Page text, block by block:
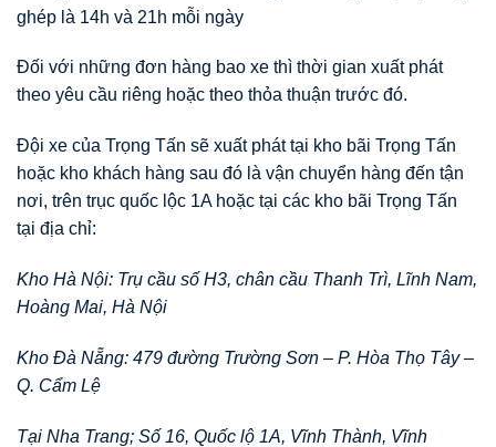
ghép là 14h và 21h mỗi ngày
Đối với những đơn hàng bao xe thì thời gian xuất phát
theo yêu cầu riêng hoặc theo thỏa thuận trước đó.
Đội xe của Trọng Tấn sẽ xuất phát tại kho bãi Trọng Tấn
hoặc kho khách hàng sau đó là vận chuyển hàng đến tận
nơi, trên trục quốc lộc 1A hoặc tại các kho bãi Trọng Tấn
tại địa chỉ:
Kho Hà Nội: Trụ cầu số H3, chân cầu Thanh Trì, Lĩnh Nam,
Hoàng Mai, Hà Nội
Kho Đà Nẵng: 479 đường Trường Sơn – P. Hòa Thọ Tây –
Q. Cẩm Lệ
Tại Nha Trang; Số 16, Quốc lộ 1A, Vĩnh Thành, Vĩnh